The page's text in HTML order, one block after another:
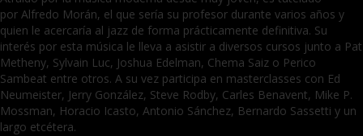
por Alfredo Morán, el que sería su profesor durante varios años y
quien le acercaría al jazz de forma prácticamente definitiva. Su
interés por esta música le lleva a asistir a diversos cursos junto a Pat
Metheny, Sylvain Luc, Joshua Edelman, Chema Saiz o Perico
Sambeat entre otros. A su vez participa en masterclasses con Ed
Neumeister, Jerry González, Steve Rodby, Carles Benavent, Mike P.
Mossman, Horacio Icasto, Antonio Sánchez, Bernardo Sassetti y un
largo etcétera.